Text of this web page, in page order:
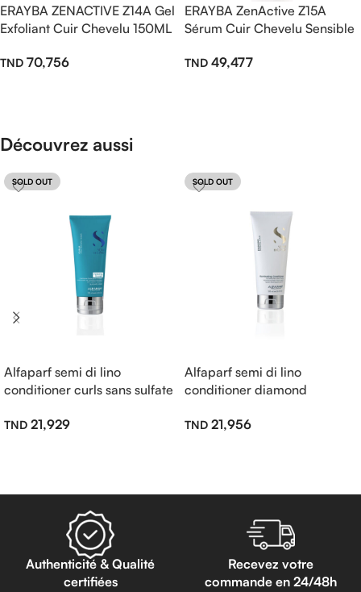
ERAYBA ZENACTIVE Z14A Gel
Exfoliant Cuir Chevelu 150ML
Équilibre Naturel
70,756
ERAYBA ZenActive Z15A
Sérum Cuir Chevelu Sensible
49,477
Découvrez aussi
SOLD OUT
Alfaparf semi di lino
conditioner curls sans sulfate
21,929
SOLD OUT
Alfaparf semi di lino
conditioner diamond
200ml21,956
Authenticité & Qualité
certifiées
Recevez votre
commande en 24/48h